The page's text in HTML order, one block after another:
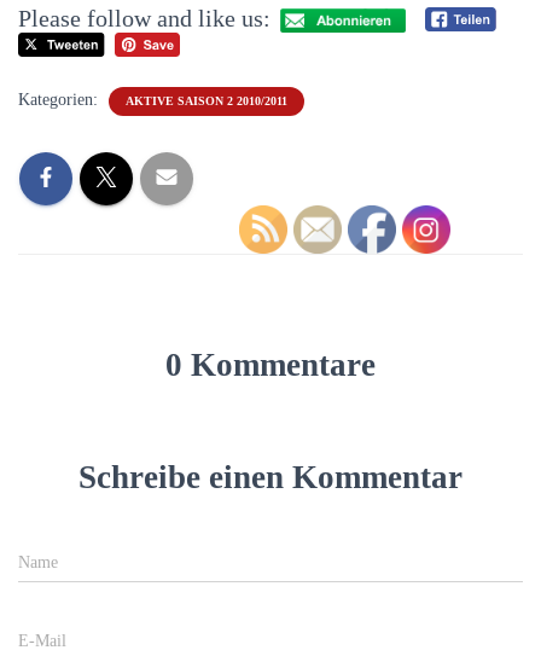
Please follow and like us:
Kategorien: AKTIVE SAISON 2 2010/2011
0 Kommentare
Schreibe einen Kommentar
Name
E-Mail